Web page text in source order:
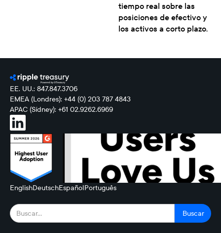
tiempo real sobre las
posiciones de efectivo y
los activos a corto plazo.
EE. UU.: 847.847.3706
EMEA (Londres): +44 (0) 203 787 4843
APAC (Sídney): +61 02.9262.6969
EnglishDeutschEspañolPortuguês